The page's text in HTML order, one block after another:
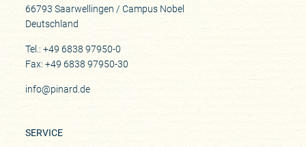
66793 Saarwellingen / Campus Nobel
Deutschland
Tel.: +49 6838 97950-0
Fax: +49 6838 97950-30
info@pinard.de
SERVICE